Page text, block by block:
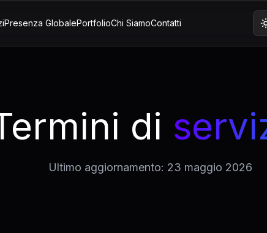
Presenza GlobalePortfolioChi SiamoContatti
di
Ultimo aggiornamento: 23 maggio 2026